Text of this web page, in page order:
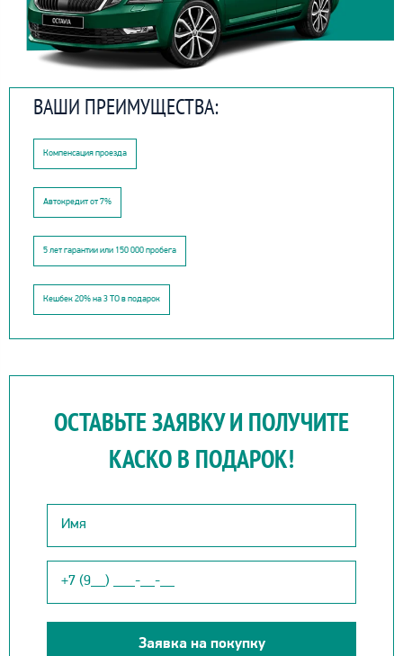
ВАШИ ПРЕИМУЩЕСТВА:
Компенсация проезда
Автокредит от 7%
5 лет гарантии или 150 000 пробега
Кешбек 20% на 3 ТО в подарок
ОСТАВЬТЕ ЗАЯВКУ И ПОЛУЧИТЕ
КАСКО В ПОДАРОК!
Заявка на покупку